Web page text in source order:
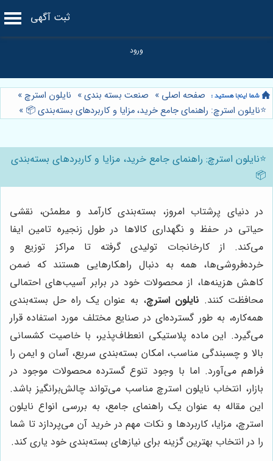
ثبت آگهی
صفحه اصلی » صنعت بسته بندی» نایلون استرچ»
⭐️نایلون استرچ: راهنمای جامع خرید، مزایا و کاربردهای بسته‌بندی 📦 »
⭐️نایلون استرچ: راهنمای جامع خرید، مزایا و کاربردهای بسته‌بندی
📦
در دنیای پرشتاب امروز، بسته‌بندی کارآمد و مطمئن، نقشی
حیاتی در حفظ و نگهداری کالاها در طول زنجیره تامین ایفا
می‌کند. از کارخانجات تولیدی گرفته تا مراکز توزیع و
خرده‌فروشی‌ها، همه به دنبال راهکارهایی هستند که ضمن
کاهش هزینه‌ها، از محصولات خود در برابر آسیب‌های احتمالی
محافظت کنند. نایلون استرچ، به عنوان یک راه حل بسته‌بندی
همه‌کاره، به طور گسترده‌ای در صنایع مختلف مورد استفاده قرار
می‌گیرد. این ماده پلاستیکی انعطاف‌پذیر، با خاصیت کشسانی
بالا و چسبندگی مناسب، امکان بسته‌بندی سریع، آسان و ایمن را
فراهم می‌آورد. اما با وجود تنوع گسترده محصولات موجود در
بازار، انتخاب نایلون استرچ مناسب می‌تواند چالش‌برانگیز باشد.
این مقاله به عنوان یک راهنمای جامع، به بررسی انواع نایلون
استرچ، مزایا، کاربردها و نکات مهم در خرید آن می‌پردازد تا شما
را در انتخاب بهترین گزینه برای نیازهای بسته‌بندی خود یاری کند.